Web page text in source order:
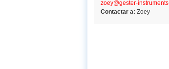
zoey@gester-
Contactar a: Zoey